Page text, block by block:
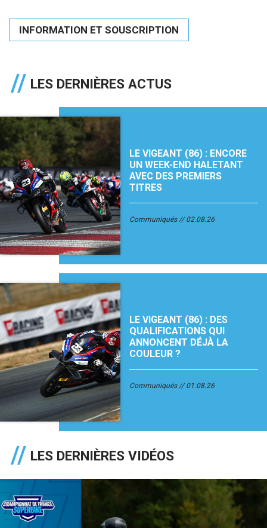
INFORMATION ET SOUSCRIPTION
LES DERNIÈRES ACTUS
LE VIGEANT (86) : ENCORE
UN WEEK-END HALETANT
AVEC DES PREMIERS
TITRES
Communiqués 02.08.26
LE VIGEANT (86) : DES
QUALIFICATIONS QUI
ANNONCENT DÉJÀ LA
COULEUR ?
Communiqués 01.08.26
LES DERNIÈRES VIDÉOS